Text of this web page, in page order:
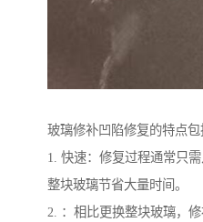
玻璃修补凹陷修复的特点包
1. 快速：修复过程通常只
整块玻璃节省大量时间。
2. ：相比更换整块玻璃，